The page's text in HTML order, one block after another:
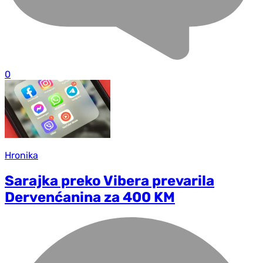
0
Hronika
Sarajka preko Vibera prevarila
Dervenćanina za 400 KM